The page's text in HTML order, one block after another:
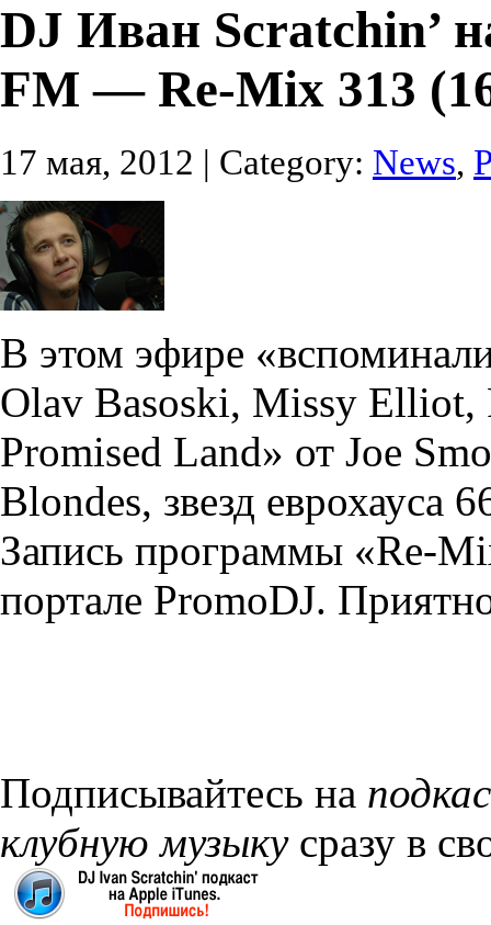
DJ Иван Scratchin’
FM — Re-Mix 313
17 мая, 2012 | Category: News,
В этом эфире
Olav Basoski, Missy Elliot,
Promised Land» от Joe
Blondes, звезд еврохауса
Запись программы «Re-
портале PromoDJ.
Подписывайтесь на
клубную музыкусразу в